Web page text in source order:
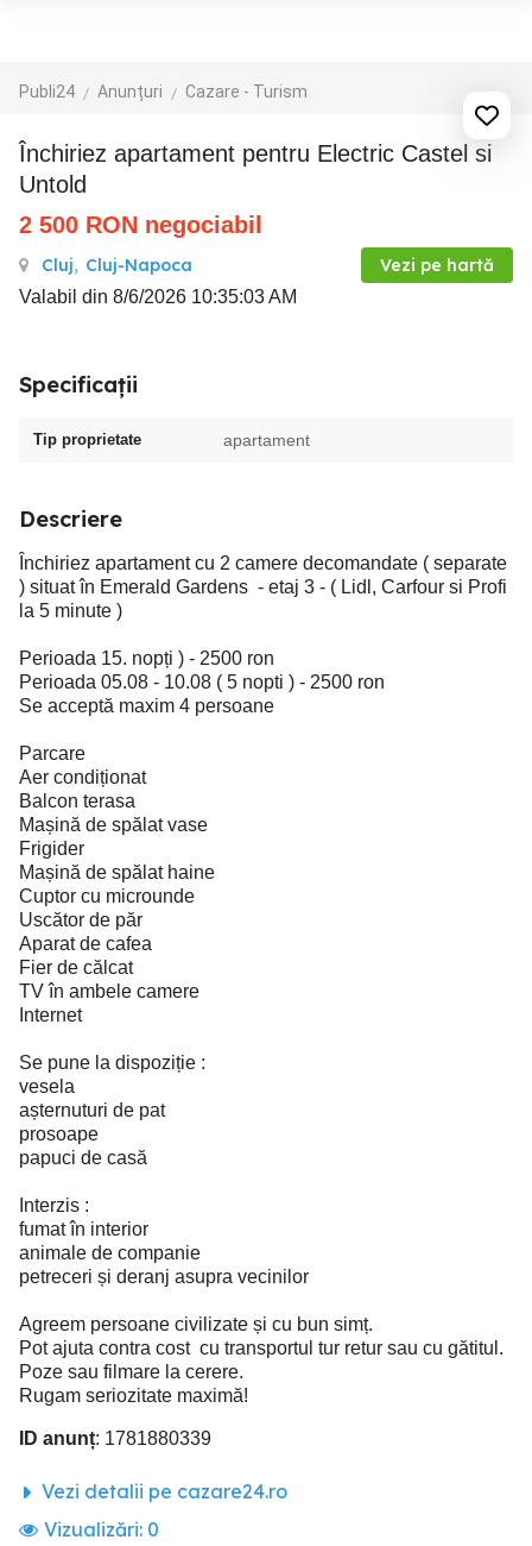
Publi24 Anunțuri Cazare - Turism
Închiriez apartament pentru Electric Castel si
Untold
2 500 RON negociabil
Cluj, Cluj-Napoca Vezi pe hartă
Valabil din 8/6/2026 10:35:03 AM
Specificații
Tip proprietate apartament
Descriere
Închiriez apartament cu 2 camere decomandate ( separate
) situat în Emerald Gardens - etaj 3 - ( Lidl, Carfour si Profi
la 5 minute )
Perioada 15. nopți ) - 2500 ron
Perioada 05.08 - 10.08 ( 5 nopti ) - 2500 ron
Se acceptă maxim 4 persoane
Parcare
Aer condiționat
Balcon terasa
Mașină de spălat vase
Frigider
Mașină de spălat haine
Cuptor cu microunde
Uscător de păr
Aparat de cafea
Fier de călcat
TV în ambele camere
Internet
Se pune la dispoziție :
vesela
așternuturi de pat
prosoape
papuci de casă
Interzis :
fumat în interior
animale de companie
petreceri și deranj asupra vecinilor
Agreem persoane civilizate și cu bun simț.
Pot ajuta contra cost cu transportul tur retur sau cu gătitul.
Poze sau filmare la cerere.
Rugam seriozitate maximă!
ID anunț: 1781880339
Vezi detalii pe cazare24.ro
Vizualizări: 0